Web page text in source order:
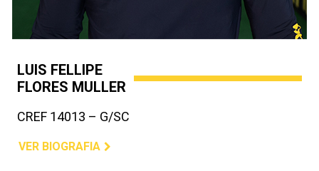
LUIS FELLIPE
FLORES MULLER
CREF 14013 – G/SC
VER BIOGRAFIA